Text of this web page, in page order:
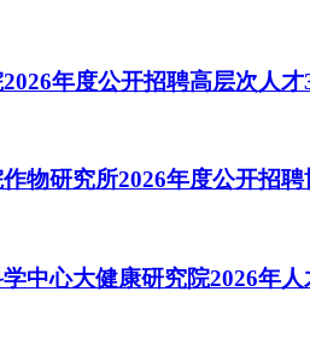
年度公开招聘高层次人才
物研究所2026年度公开招
中心大健康研究院2026年人